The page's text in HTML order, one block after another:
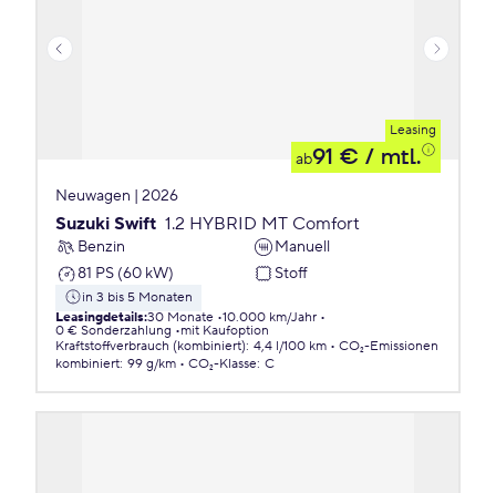
Leasing
ab91 € / mtl.
Neuwagen | 2026
Suzuki Swift 1.2 HYBRID MT Comfort
Benzin
Manuell
81 PS (60 kW)
Stoff
in 3 bis 5 Monaten
Leasingdetails:30 Monate 10.000 km/Jahr
0 € Sonderzahlung
mit Kaufoption
Kraftstoffverbrauch (kombiniert): 4,4 l/100 km
CO₂-Emissionen
kombiniert: 99 g/km CO₂-Klasse: C